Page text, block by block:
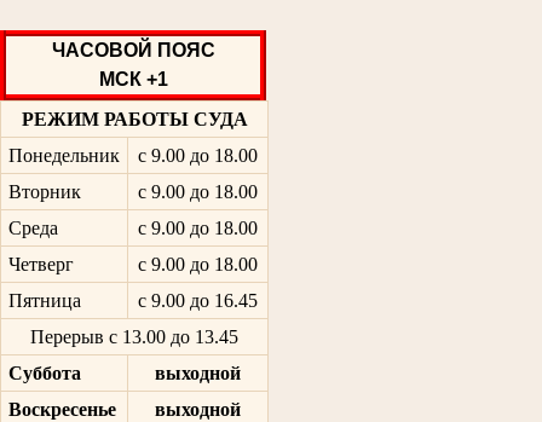
ЧАСОВОЙ ПОЯС
МСК +1
РЕЖИМ РАБОТЫ СУДА
Понедельник
с 9.00 до 18.00
Вторник
с 9.00 до 18.00
Среда
с 9.00 до 18.00
Четверг
с 9.00 до 18.00
Пятница
с 9.00 до 16.45
Перерыв с 13.00 до 13.45
Суббота
выходной
Воскресенье
выходной